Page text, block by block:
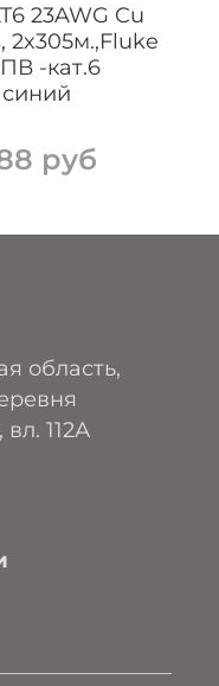
23AWG Cu
2x305м.,Fluke
-кат.6
руб
область,
112А